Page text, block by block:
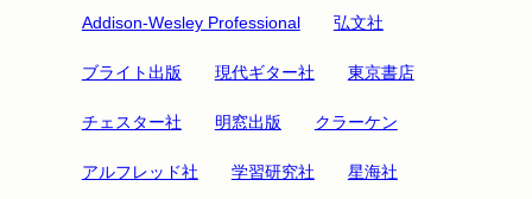
Addison-Wesley Professional 弘文社
ブライト出版 現代ギター社 東京書店
チェスター社 明窓出版 クラーケン
アルフレッド社 学習研究社 星海社